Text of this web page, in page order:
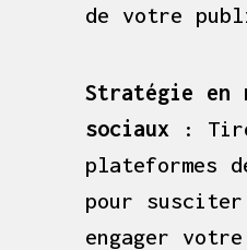
de votre
Stratégie en
sociaux :
plateformes
pour
engager